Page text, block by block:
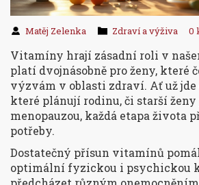
Matěj Zelenka Zdraví a výživa 0
Vitamíny hrají zásadní roli v
platí dvojnásobně pro ženy, které
výzvám v oblasti zdraví. Ať už jde
které plánují rodinu, či starší
menopauzou, každá etapa života
potřeby.
Dostatečný přísun vitamínů
optimální fyzickou i psychickou